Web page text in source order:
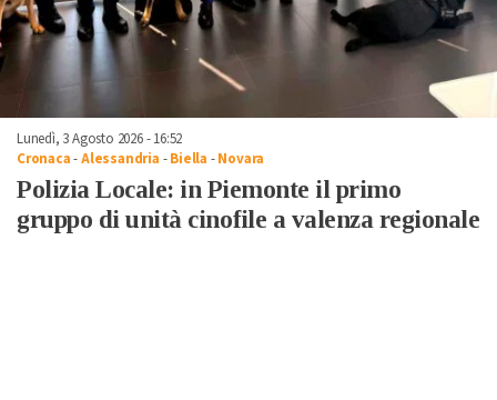
Lunedì, 3 Agosto 2026 - 16:52
Cronaca-Alessandria -Biella -Novara
Polizia Locale: in Piemonte il primo
gruppo di unità cinofile a valenza regionale